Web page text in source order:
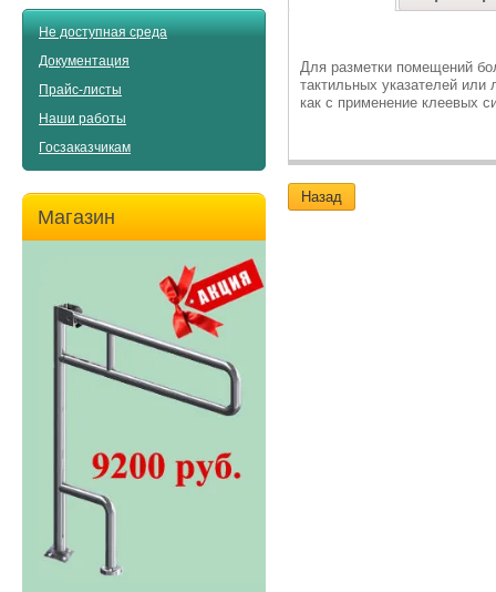
Не доступная среда
Документация
Прайс-листы
Наши работы
Госзаказчикам
Магазин
Для разметки помещений
тактильных указателей
как с применение клеевых
Назад